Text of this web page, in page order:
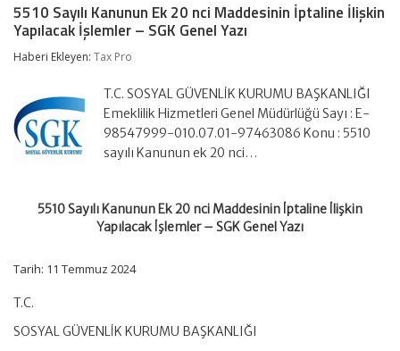
Kanunun
Ek
nci
İptaline
İlişkin
Yapılacak
İşlemler
için
5510 Sayılı Kanunun Ek 20 nci Maddesinin İptaline İlişkin
Yapılacak İşlemler – SGK Genel Yazı
Haberi Ekleyen: Tax Pro
T.C. SOSYAL GÜVENLİK KURUMU BAŞKANLIĞI
Emeklilik Hizmetleri Genel Müdürlüğü Sayı : E-
98547999-010.07.01-97463086 Konu : 5510
sayılı Kanunun ek 20 nci…
5510 Sayılı Kanunun Ek 20 nci Maddesinin İptaline İlişkin
Yapılacak İşlemler – SGK Genel Yazı
Tarih: 11 Temmuz 2024
T.C.
SOSYAL GÜVENLİK KURUMU BAŞKANLIĞI